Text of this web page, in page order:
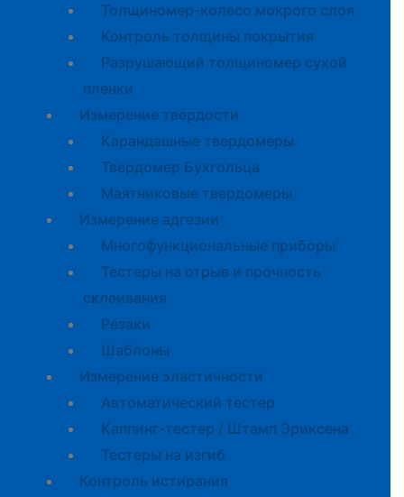
Толщиномер-колесо мокрого слоя
Контроль толщины покрытия
Разрушающий толщиномер сухой
пленки
Измерение твердости
Карандашные твердомеры
Твердомер Бухгольца
Маятниковые твердомеры
Измерение адгезии
Многофункциональные приборы
Тестеры на отрыв и прочность
склеивания
Резаки
Шаблоны
Измерение эластичности
Автоматический тестер
Каппинг-тестер / Штамп Эриксена
Тестеры на изгиб
Контроль истирания